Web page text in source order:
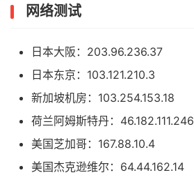
网络测试
日本大阪：203.96.236.37
日本东京：103.121.210.3
新加坡机房：103.254.153.18
荷兰阿姆斯特丹：46.182.111.246
美国芝加哥：167.88.10.4
美国杰克逊维尔：64.44.162.14